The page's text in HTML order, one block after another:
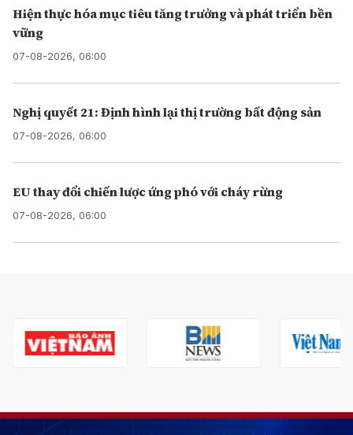
Hiện thực hóa mục tiêu tăng trưởng và phát triển bền
vững
07-08-2026, 06:00
Nghị quyết 21: Định hình lại thị trường bất động sản
07-08-2026, 06:00
EU thay đổi chiến lược ứng phó với cháy rừng
07-08-2026, 06:00